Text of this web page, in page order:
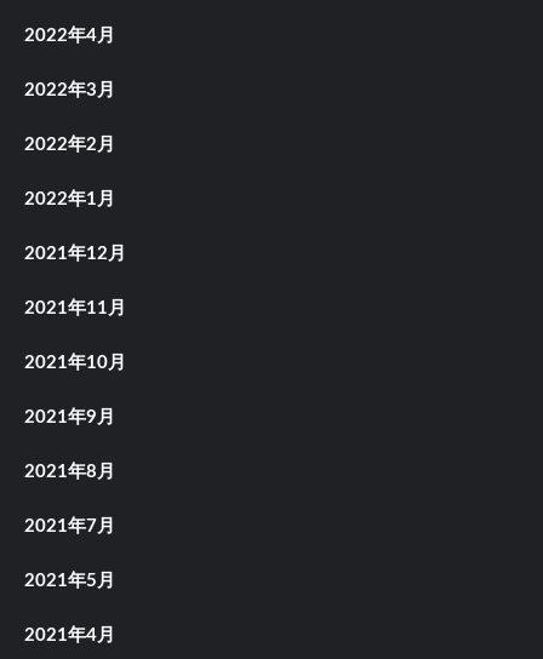
2022年4月
2022年3月
2022年2月
2022年1月
2021年12月
2021年11月
2021年10月
2021年9月
2021年8月
2021年7月
2021年5月
2021年4月